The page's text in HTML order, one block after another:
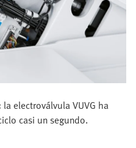
la electroválvula VUVG ha
casi un segundo.